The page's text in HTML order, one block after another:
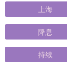
上海
降息
持续